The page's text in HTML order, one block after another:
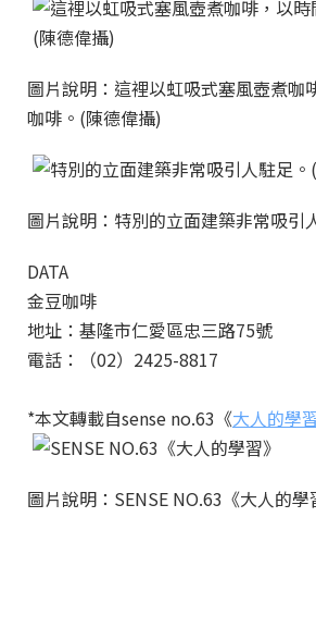
圖片說明：這裡以虹吸式塞風壺煮咖
咖啡。(陳德偉攝)
圖片說明：特別的立面建築非常吸引
DATA
金豆咖啡
地址：基隆市仁愛區忠三路75號
電話：（02）2425-8817
*本文轉載自sense no.63《大人的學
圖片說明：SENSE NO.63《大人的學